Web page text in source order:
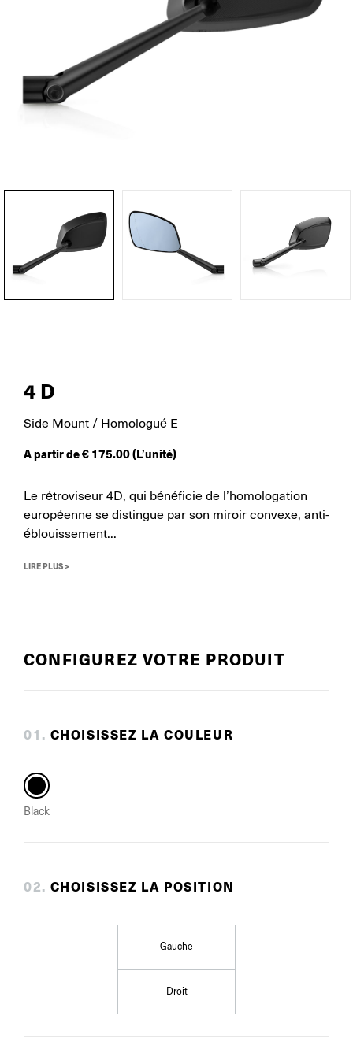
4D
Side Mount / Homologué E
A partir de€ 175.00(L’unité)
Le rétroviseur 4D, qui bénéficie de l’homologation
européenne se distingue par son miroir convexe, anti-
éblouissement...
LIRE PLUS >
CONFIGUREZ VOTRE PRODUIT
01 . CHOISISSEZ LA COULEUR
Black
02. CHOISISSEZ LA POSITION
Gauche
Droit